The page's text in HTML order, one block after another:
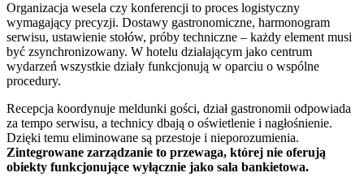
Organizacja wesela czy konferencji to proces logistyczny
wymagający precyzji. Dostawy gastronomiczne, harmonogram
serwisu, ustawienie stołów, próby techniczne – każdy element musi
być zsynchronizowany. W hotelu działającym jako centrum
wydarzeń wszystkie działy funkcjonują w oparciu o wspólne
procedury.
Recepcja koordynuje meldunki gości, dział gastronomii odpowiada
za tempo serwisu, a technicy dbają o oświetlenie i nagłośnienie.
Dzięki temu eliminowane są przestoje i nieporozumienia.
Zintegrowane zarządzanie to przewaga, której nie oferują
obiekty funkcjonujące wyłącznie jako sala bankietowa.